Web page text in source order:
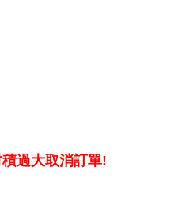
過大取消訂單!